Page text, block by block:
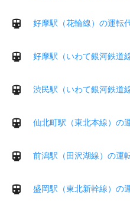
好摩駅（花輪線）の運転
好摩駅（いわて銀河鉄道
渋民駅（いわて銀河鉄道
仙北町駅（東北本線）の
前潟駅（田沢湖線）の運
盛岡駅（東北新幹線）の